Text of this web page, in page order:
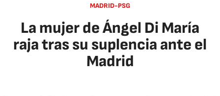
MADRID-PSG
La mujer de Ángel Di María
raja tras su suplencia ante el
Madrid